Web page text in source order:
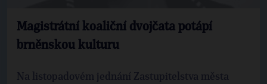
Magistrátní koaliční dvojčata potápí
brněnskou kulturu
Na listopadovém jednání Zastupitelstva města